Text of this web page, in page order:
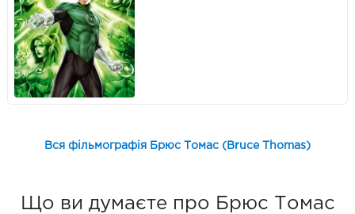
Вся фільмографія Брюс Томас (Bruce Thomas)
Що ви думаєте про Брюс Томас